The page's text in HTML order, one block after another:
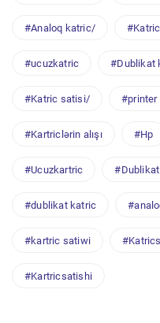
#Analoq katric/ #Katric
#ucuzkatric #Dublikat
#Katric satisi/ #printer
#Kartriclərin alışı #Hp
#Ucuzkartric
#dublikat katric
#kartric satiwi
#Kartricsatishi